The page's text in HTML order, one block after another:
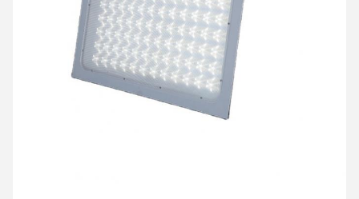
메시지를 남겨주세요
곧 다시 연락 드리겠습니다!